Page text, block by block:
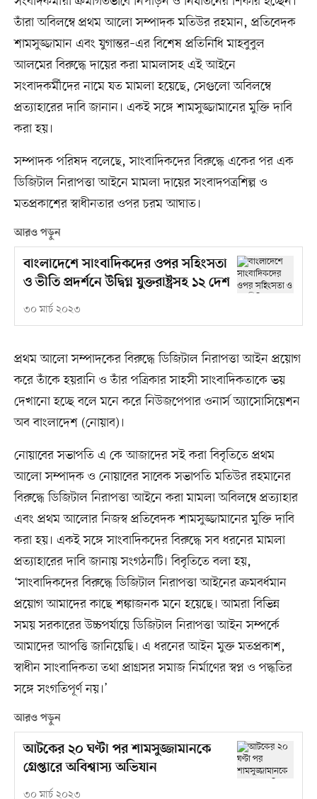
তাঁরা অবিলম্বে প্রথম আলো সম্পাদক মতিউর রহমান, প্রতিবেদক
শামসুজ্জামান এবং যুগান্তর–এর বিশেষ প্রতিনিধি মাহবুবুল
আলমের বিরুদ্ধে দায়ের করা মামলাসহ এই আইনে
সংবাদকর্মীদের নামে যত মামলা হয়েছে, সেগুলো অবিলম্বে
প্রত্যাহারের দাবি জানান। একই সঙ্গে শামসুজ্জামানের মুক্তি দাবি
করা হয়।
সম্পাদক পরিষদ বলেছে, সাংবাদিকদের বিরুদ্ধে একের পর এক
ডিজিটাল নিরাপত্তা আইনে মামলা দায়ের সংবাদপত্রশিল্প ও
মতপ্রকাশের স্বাধীনতার ওপর চরম আঘাত।
আরও পড়ুন
বাংলাদেশে সাংবাদিকদের ওপর সহিংসতা
ও ভীতি প্রদর্শনে উদ্বিগ্ন যুক্তরাষ্ট্রসহ ১২ দেশ
৩০ মার্চ ২০২৩
প্রথম আলো সম্পাদকের বিরুদ্ধে ডিজিটাল নিরাপত্তা আইন প্রয়োগ
করে তাঁকে হয়রানি ও তাঁর পত্রিকার সাহসী সাংবাদিকতাকে ভয়
দেখানো হচ্ছে বলে মনে করে নিউজপেপার ওনার্স অ্যাসোসিয়েশন
অব বাংলাদেশ (নোয়াব)।
নোয়াবের সভাপতি এ কে আজাদের সই করা বিবৃতিতে প্রথম
আলো সম্পাদক ও নোয়াবের সাবেক সভাপতি মতিউর রহমানের
বিরুদ্ধে ডিজিটাল নিরাপত্তা আইনে করা মামলা অবিলম্বে প্রত্যাহার
এবং প্রথম আলোর নিজস্ব প্রতিবেদক শামসুজ্জামানের মুক্তি দাবি
করা হয়। একই সঙ্গে সাংবাদিকদের বিরুদ্ধে সব ধরনের মামলা
প্রত্যাহারের দাবি জানায় সংগঠনটি। বিবৃতিতে বলা হয়,
‘সাংবাদিকদের বিরুদ্ধে ডিজিটাল নিরাপত্তা আইনের ক্রমবর্ধমান
প্রয়োগ আমাদের কাছে শঙ্কাজনক মনে হয়েছে। আমরা বিভিন্ন
সময় সরকারের উচ্চপর্যায়ে ডিজিটাল নিরাপত্তা আইন সম্পর্কে
আমাদের আপত্তি জানিয়েছি। এ ধরনের আইন মুক্ত মতপ্রকাশ,
স্বাধীন সাংবাদিকতা তথা প্রাগ্রসর সমাজ নির্মাণের স্বপ্ন ও পদ্ধতির
সঙ্গে সংগতিপূর্ণ নয়।’
আরও পড়ুন
আটকের ২০ ঘণ্টা পর শামসুজ্জামানকে
গ্রেপ্তারে অবিশ্বাস্য অভিযান
৩০ মার্চ ২০২৩